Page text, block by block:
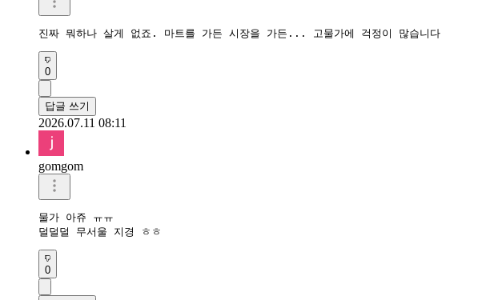
진짜 뭐하나 살게 없죠. 마트를 가든 시장을 가든... 고물가에 걱정이 많습니다
0
답글 쓰기
2026.07.11 08:11
gomgom
물가 아쥬 ㅠㅠ
덜덜덜 무서울 지경 ㅎㅎ
0